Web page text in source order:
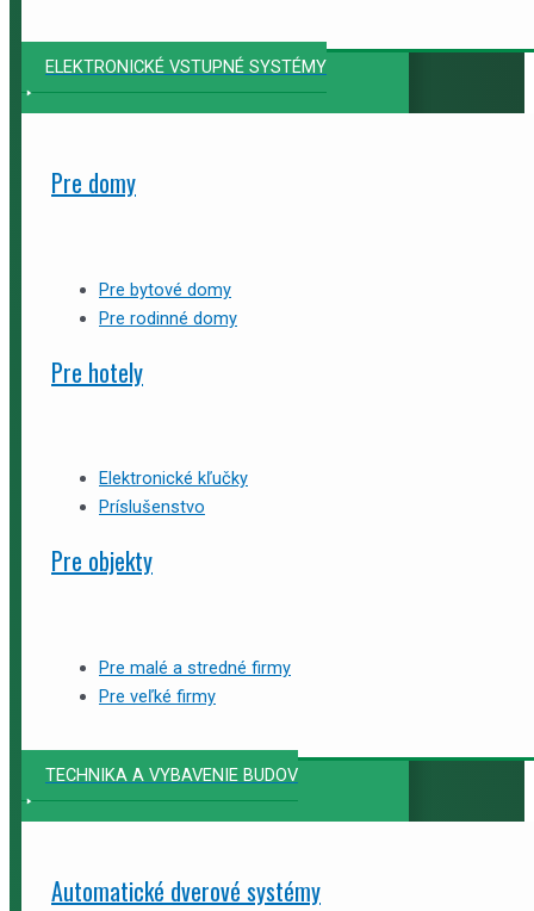
ELEKTRONICKÉ VSTUPNÉ SYSTÉMY
Pre domy
Pre bytové domy
Pre rodinné domy
Pre hotely
Elektronické kľučky
Príslušenstvo
Pre objekty
Pre malé a stredné firmy
Pre veľké firmy
TECHNIKA A VYBAVENIE BUDOV
Automatické dverové systémy